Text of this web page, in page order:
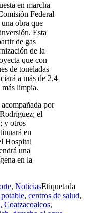
en marcha
Federal
obra que
Esta
de gas
de la
que con
de toneladas
a más de 2.4
más limpia.
por
el
y otros
en
Hospital
una
en la
, NoticiasEtiquetada
, centros de salud,
, Coatzacoalcos,